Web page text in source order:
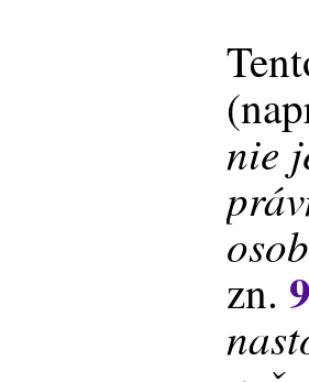
nie
zn.